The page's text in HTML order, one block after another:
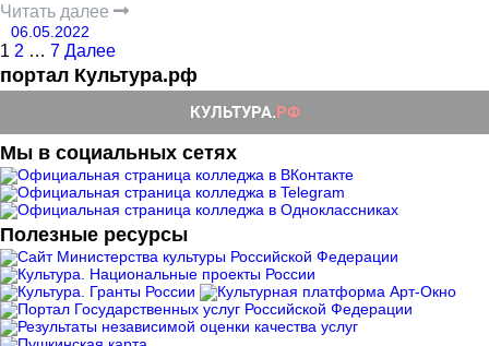
Читать далее
06.05.2022
Пагинация
записей
1 2 … 7 Далее
портал Культура.рф
Мы в социальных сетях
Полезные ресурсы